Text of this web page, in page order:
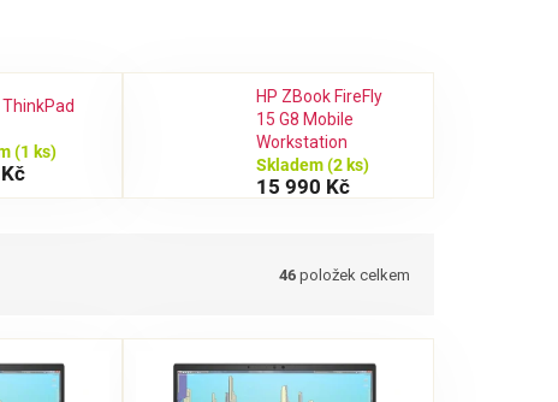
(1 ks)
HP ZBook FireFly
15 G8 Mobile
Workstation
Skladem(2 ks)
15 990 Kč
46 položek celkem